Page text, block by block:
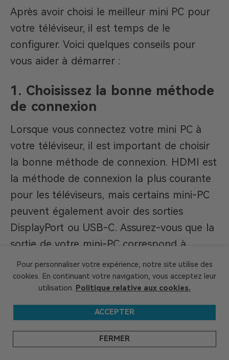
Après avoir choisi le meilleur mini PC pour
votre téléviseur, il est temps de le
configurer. Voici quelques conseils pour
vous aider à démarrer :
1. Choisissez la bonne méthode
de connexion
Lorsque vous connectez votre mini PC à
votre téléviseur, il est important de choisir
la bonne méthode de connexion. HDMI est
la méthode de connexion la plus courante
pour les téléviseurs, mais certains mini-PC
peuvent également avoir des sorties
DisplayPort ou USB-C. Assurez-vous que la
sortie de votre mini-PC correspond à
l’entrée de votre téléviseur.
2. Configurez vos paramètres
d’affichage
Une fois que vous avez connecté votre mini
PC à votre téléviseur, vous devrez
Pour personnaliser votre expérience, notre site utilise des
cookies. En continuant votre navigation, vous acceptez leur
utilisation. Politique relative aux cookies.
ACCEPTER
FERMER